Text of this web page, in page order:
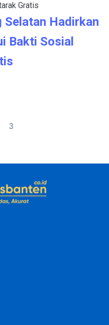
Selatan Hadirkan
Bakti Sosial
3